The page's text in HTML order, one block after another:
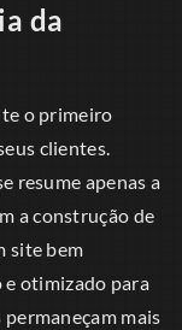
da
o primeiro
clientes.
resume apenas a
a construção de
site bem
otimizado para
mais